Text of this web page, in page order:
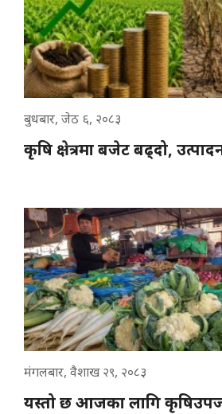
बुधबार, जेठ ६, २०८३
कृषि क्षेत्रमा बजेट बढ्दो,
मंगलबार, वैशाख २९, २०८३
यस्तो छ आजका लागि